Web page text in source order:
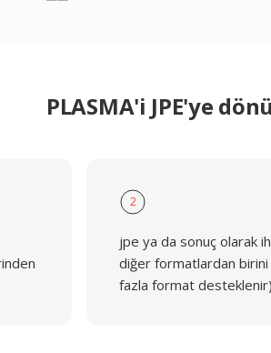
PLASMA'i JPE'ye
2
jpe ya da sonuç olarak
diğer formatlardan
fazla format desteklenir)